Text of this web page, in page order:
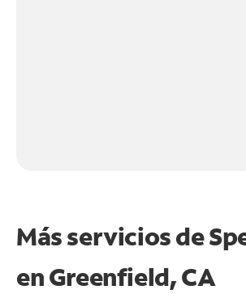
Más servicios de
enGreenfield, CA